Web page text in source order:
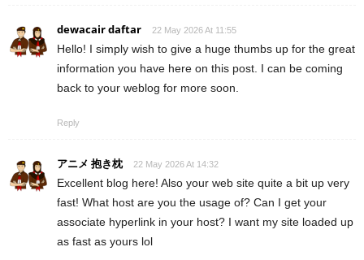
dewacair daftar 22 May 2026 At 11:55
Hello! I simply wish to give a huge thumbs up for the great
information you have here on this post. I can be coming
back to your weblog for more soon.
Reply
アニメ 抱き枕 22 May 2026 At 14:32
Excellent blog here! Also your web site quite a bit up very
fast! What host are you the usage of? Can I get your
associate hyperlink in your host? I want my site loaded up
as fast as yours lol